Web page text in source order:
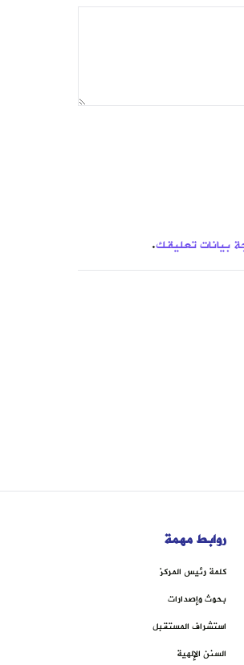
بيانات تعليقك.
روابط مهمة
كلمة رئيس المركز
بحوث وإصدارات
استشراف المستقبل
السنن الإلهية